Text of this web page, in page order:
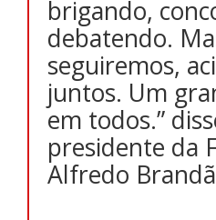
brigando,
debatendo.
seguiremos,
juntos. Um
em todos.”
presidente da
Alfredo